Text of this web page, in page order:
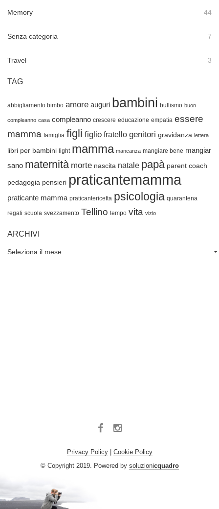
Memory 44
Senza categoria 7
Travel 3
TAG
abbigliamento bimbo amore auguri bambini bullismo buon
compleanno casa compleanno crescere educazione empatia essere
mamma famiglia figli figlio fratello genitori gravidanza lettera
libri per bambini light mamma mancanza mangiare bene mangiar
sano maternità morte nascita natale papà parent coach
pedagogia pensieri praticantemamma
praticante mamma praticantericetta psicologia quarantena
regali scuola svezzamento Tellino tempo vita vizio
ARCHIVI
Archivi
Seleziona il mese
Facebook
Instagram
Privacy Policy| Cookie Policy
© Copyright 2019. Powered by soluzionicquadro